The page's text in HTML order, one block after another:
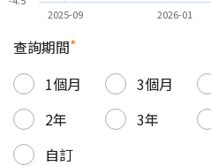
2026-01
2025-09
查詢期間*
1個月
3個月
2年
3年
自訂